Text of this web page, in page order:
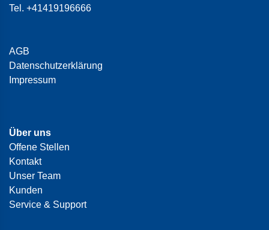
Tel. +41419196666
AGB
Datenschutzerklärung
Impressum
Über uns
Offene Stellen
Kontakt
Unser Team
Kunden
Service & Support